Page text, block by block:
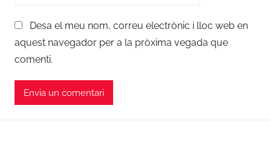
Desa el meu nom, correu electrònic i lloc web en
aquest navegador per a la pròxima vegada que
comenti.